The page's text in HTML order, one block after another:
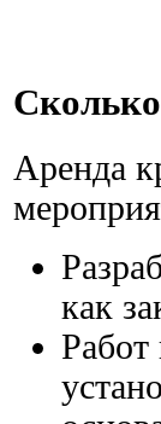
Аренда
как
Работ